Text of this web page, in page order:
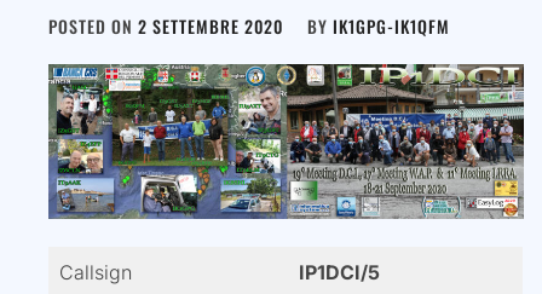
POSTED ON 2 SETTEMBRE 2020 BY IK1GPG-IK1QFM
Callsign IP1DCI/5